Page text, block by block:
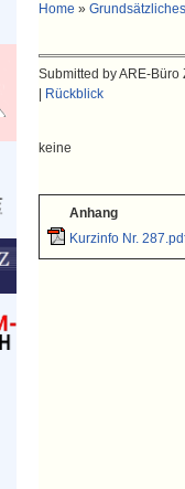
Home »
Submitted by ARE-Büro
Rückblick
keine
Anhang
Kurzinfo Nr.